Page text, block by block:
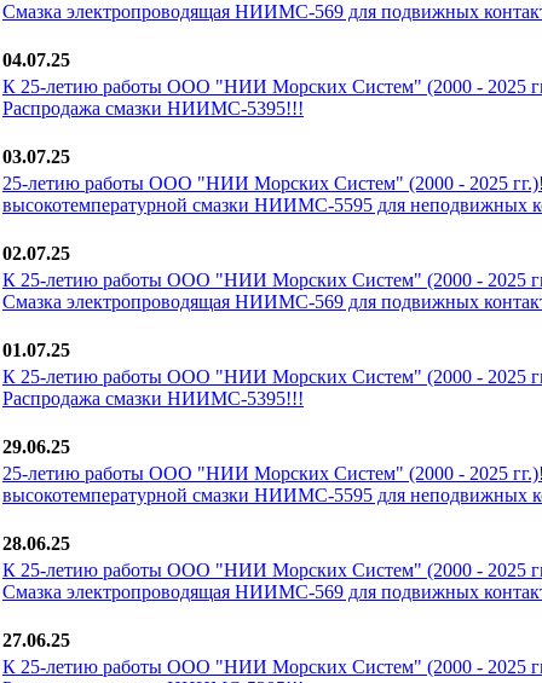
Смазка электропроводящая НИИМС-569 для подвижных
04.07.25
К 25-летию работы ООО "НИИ Морских Систем" (2000 - 2025
Распродажа смазки НИИМС-5395!!!
03.07.25
25-летию работы ООО "НИИ Морских Систем" (2000 - 2025
высокотемпературной смазки НИИМС-5595 для неподвижных
02.07.25
К 25-летию работы ООО "НИИ Морских Систем" (2000 - 2025
Смазка электропроводящая НИИМС-569 для подвижных
01.07.25
К 25-летию работы ООО "НИИ Морских Систем" (2000 - 2025
Распродажа смазки НИИМС-5395!!!
29.06.25
25-летию работы ООО "НИИ Морских Систем" (2000 - 2025
высокотемпературной смазки НИИМС-5595 для неподвижных
28.06.25
К 25-летию работы ООО "НИИ Морских Систем" (2000 - 2025
Смазка электропроводящая НИИМС-569 для подвижных
27.06.25
К 25-летию работы ООО "НИИ Морских Систем" (2000 - 2025